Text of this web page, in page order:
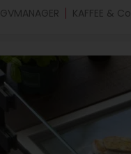
GVMANAGER KAFFEE & Co.